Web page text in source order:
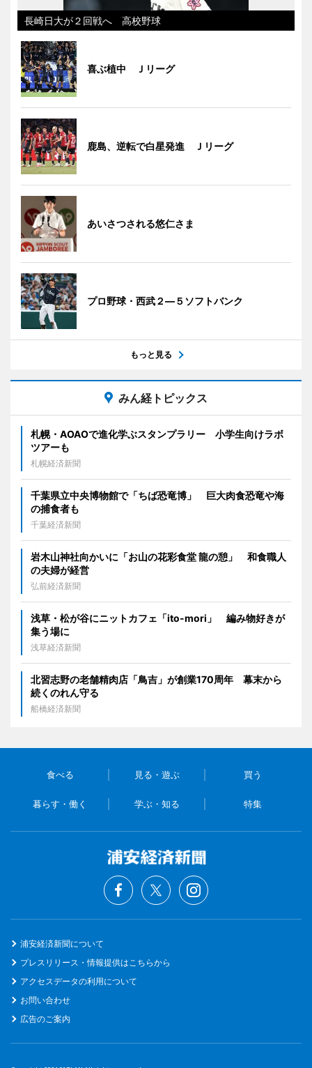
長崎日大が２回戦へ 高校野球
喜ぶ植中 Ｊリーグ
鹿島、逆転で白星発進 Ｊリーグ
あいさつされる悠仁さま
プロ野球・西武２―５ソフトバンク
もっと見る
みん経トピックス
札幌・AOAOで進化学ぶスタンプラリー 小学生向けラボ
ツアーも
札幌経済新聞
千葉県立中央博物館で「ちば恐竜博」 巨大肉食恐竜や海
の捕食者も
千葉経済新聞
岩木山神社向かいに「お山の花彩食堂 龍の憩」 和食職人
の夫婦が経営
弘前経済新聞
浅草・松が谷にニットカフェ「ito-mori」 編み物好きが
集う場に
浅草経済新聞
北習志野の老舗精肉店「鳥吉」が創業170周年 幕末から
続くのれん守る
船橋経済新聞
食べる 見る・遊ぶ 買う
暮らす・働く 学ぶ・知る 特集
浦安経済新聞について
プレスリリース・情報提供はこちらから
アクセスデータの利用について
お問い合わせ
広告のご案内